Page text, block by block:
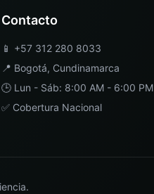
Contacto
📱 +57 312 280 8033
📍 Bogotá, Cundinamarca
🕒 Lun - Sáb: 8:00 AM - 6:00 PM
✅ Cobertura Nacional